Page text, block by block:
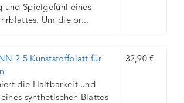
und Spielgefühl eines
Um die or...
2,5 Kunststoffblatt für
die Haltbarkeit und
synthetischen Blattes
32,90 €